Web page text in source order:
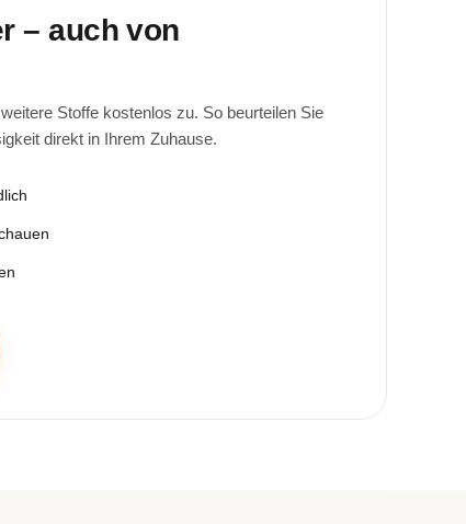
– auch von
Stoffe kostenlos zu. So beurteilen Sie
direkt in Ihrem Zuhause.